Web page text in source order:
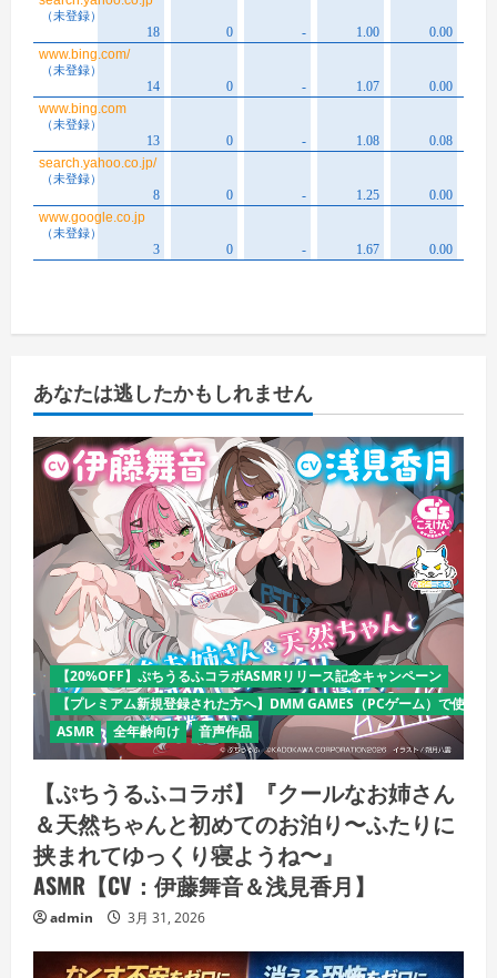
あなたは逃したかもしれません
【20%OFF】ぷちうるふコラボASMRリリース記念キャンペーン
【プレミアム新規登録された方へ】DMM GAMES（PCゲーム）で使え
ASMR
全年齢向け 音声作品
【ぷちうるふコラボ】『クールなお姉さん
＆天然ちゃんと初めてのお泊り〜ふたりに
挟まれてゆっくり寝ようね〜』
ASMR【CV：伊藤舞音＆浅見香月】
admin 3月 31, 2026